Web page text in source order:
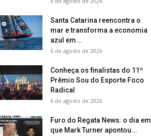
Santa Catarina reencontra o
mar e transforma a economia
azul em...
6 de agosto de 2026
Conheça os finalistas do 11º
Prêmio Sou do Esporte Foco
Radical
6 de agosto de 2026
Furo do Regata News: o dia em
que Mark Turner apontou...